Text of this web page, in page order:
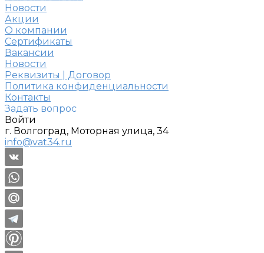
Новости
Акции
О компании
Сертификаты
Вакансии
Новости
Реквизиты | Договор
Политика конфиденциальности
Контакты
Задать вопрос
Войти
г. Волгоград, Моторная улица, 34
info@vat34.ru